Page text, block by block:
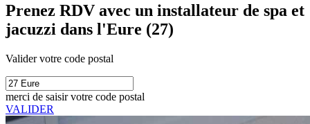
Prenez RDV avec un installateur de spa et
jacuzzi dans l'Eure (27)
Valider votre code postal
merci de saisir votre code postal
VALIDER